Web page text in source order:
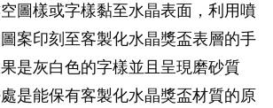
圖樣或字樣黏至水晶表面，利用噴
案印刻至客製化水晶獎盃表層的手
是灰白色的字樣並且呈現磨砂質
是能保有客製化水晶獎盃材質的原